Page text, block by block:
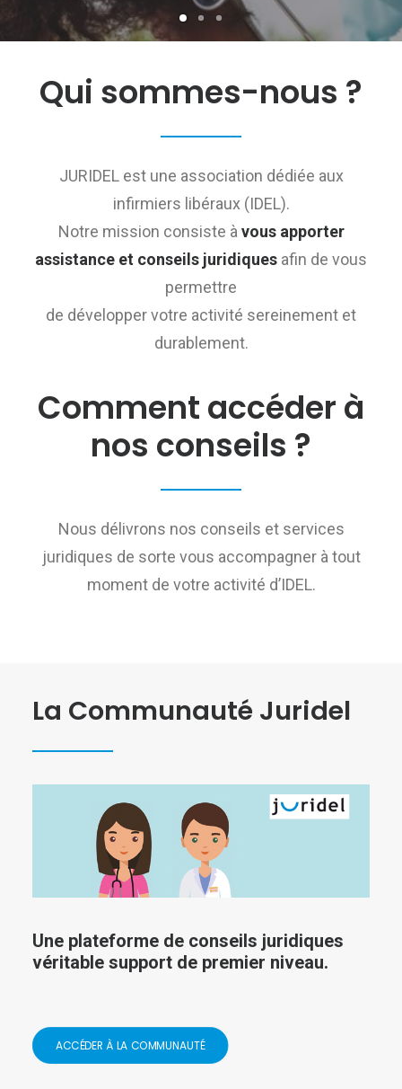
Qui sommes-nous ?
JURIDEL est une association dédiée aux
infirmiers libéraux (IDEL).
Notre mission consiste à vous apporter
assistance et conseils juridiques afin de vous
permettre
de développer votre activité sereinement et
durablement.
Comment accéder à
nos conseils ?
Nous délivrons nos conseils et services
juridiques de sorte vous accompagner à tout
moment de votre activité d’IDEL.
La Communauté Juridel
Une plateforme de conseils juridiques
véritable support de premier niveau.
ACCÉDER À LA COMMUNAUTÉ